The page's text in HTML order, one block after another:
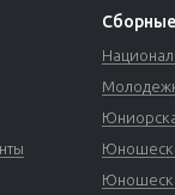
Сборные